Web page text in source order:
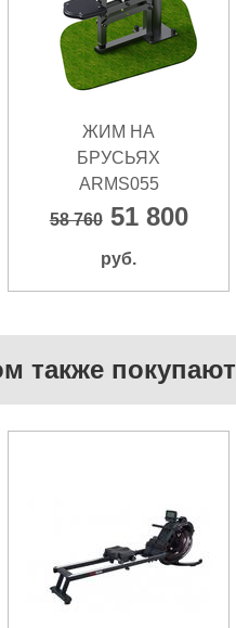
ЖИМ НА
БРУСЬЯХ
ARMS055
58 76051 800
руб.
также покупают